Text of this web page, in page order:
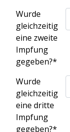
Wurde
gleichzeitig
eine zweite
Impfung
gegeben?*
Wurde
gleichzeitig
eine dritte
Impfung
gegeben?*